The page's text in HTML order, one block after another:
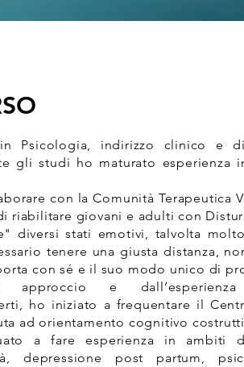
Psicologia, indirizzo clinico e di
gli studi ho maturato esperienza
con la Comunità Terapeutica
riabilitare giovani e adulti con
diversi stati emotivi, talvolta
tenere una giusta distanza,
con sé e il suo modo unico di
approccio e
ho iniziato a frequentare il
ad orientamento cognitivo
a fare esperienza in ambiti
depressione post partum,